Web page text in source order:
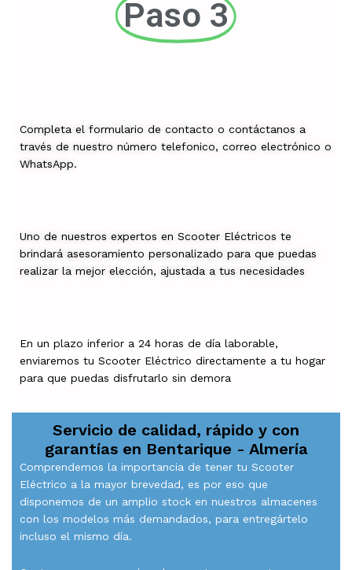
Paso 3
Completa el formulario de contacto o contáctanos a
través de nuestro número telefonico, correo electrónico o
WhatsApp.
Uno de nuestros expertos en Scooter Eléctricos te
brindará asesoramiento personalizado para que puedas
realizar la mejor elección, ajustada a tus necesidades
En un plazo inferior a 24 horas de día laborable,
enviaremos tu Scooter Eléctrico directamente a tu hogar
para que puedas disfrutarlo sin demora
Servicio de calidad, rápido y con
garantías en Bentarique - Almería
Comprendemos la importancia de tener tu Scooter
Eléctrico a la mayor brevedad, es por eso que
disponemos de un amplio stock en nuestros almacenes
con los modelos más demandados, para entregártelo
incluso el mismo día.